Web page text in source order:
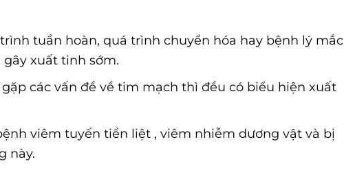
tuần hoàn, quá trình chuyển hóa hay bệnh lý mắc
xuất tinh sớm.
các vấn đề về tim mạch thì đều có biểu hiện xuất
viêm tuyến tiền liệt , viêm nhiễm dương vật và bị
này.